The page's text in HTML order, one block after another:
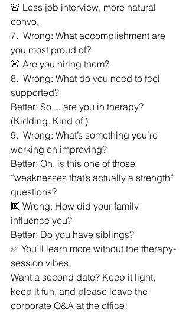
🚨 Less job interview, more natural
convo.
7️.  Wrong: What accomplishment are
you most proud of?
🚨 Are you hiring them?
8️.  Wrong: What do you need to feel
supported?
Better: So… are you in therapy?
(Kidding. Kind of.)
9️.  Wrong: What’s something you’re
working on improving?
Better: Oh, is this one of those
“weaknesses that’s actually a strength”
questions?
🔟 Wrong: How did your family
influence you?
Better: Do you have siblings?
✅ You’ll learn more without the therapy-
session vibes.
Want a second date? Keep it light,
keep it fun, and please leave the
corporate Q&A at the office!